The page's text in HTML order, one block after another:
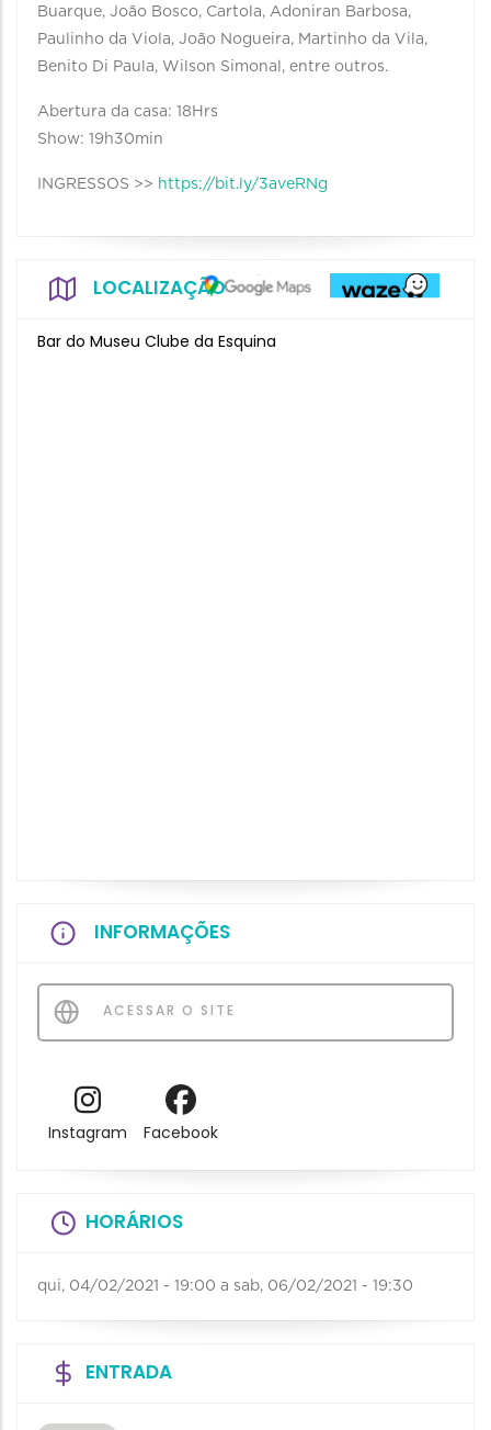
Buarque, João Bosco, Cartola, Adoniran Barbosa,
Paulinho da Viola, João Nogueira, Martinho da Vila,
Benito Di Paula, Wilson Simonal, entre outros.
Abertura da casa: 18Hrs
Show: 19h30min
INGRESSOS >> https://bit.ly/3aveRNg
LOCALIZAÇÃO
Bar do Museu Clube da Esquina
INFORMAÇÕES
ACESSAR O SITE
Instagram Facebook
HORÁRIOS
qui, 04/02/2021 - 19:00 a sab, 06/02/2021 - 19:30
ENTRADA